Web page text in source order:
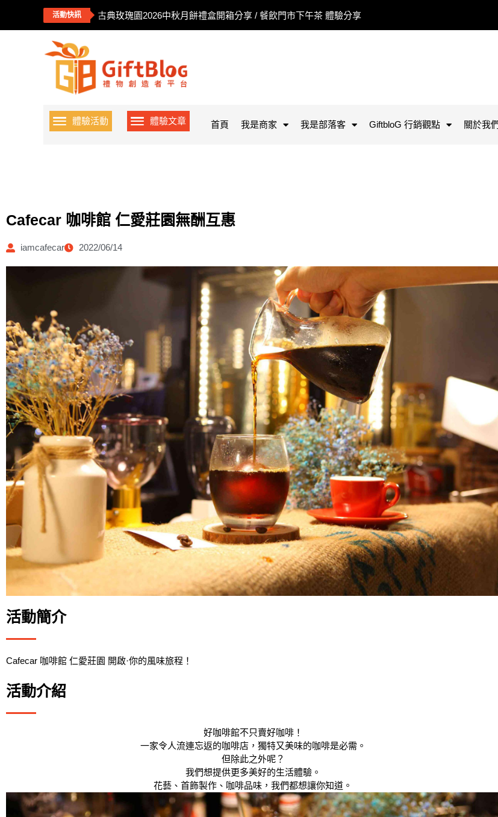
活動快訊 古典玫瑰園2026中秋月餅禮盒開箱分享 / 餐飲門市下午茶 體驗分享
體驗活動 體驗文章 首頁 我是商家 我是部落客 GiftbloG 行銷觀點 關於我
Cafecar 咖啡館 仁愛莊園無酬互惠
iamcafecar 2022/06/14
活動簡介
Cafecar 咖啡館 仁愛莊園 開啟·你的風味旅程！
活動介紹
好咖啡館不只賣好咖啡！
一家令人流連忘返的咖啡店，獨特又美味的咖啡是必需。
但除此之外呢？
我們想提供更多美好的生活體驗。
花藝、首飾製作、咖啡品味，我們都想讓你知道。